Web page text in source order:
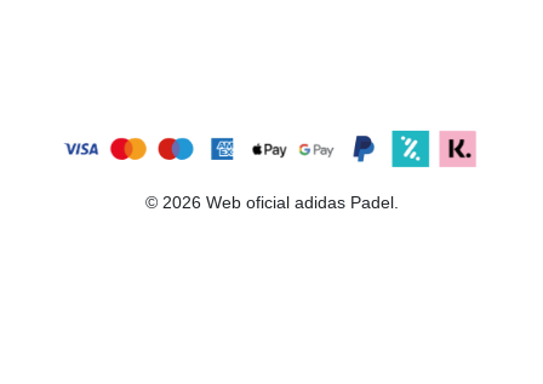
© 2026 Web oficial adidas Padel.